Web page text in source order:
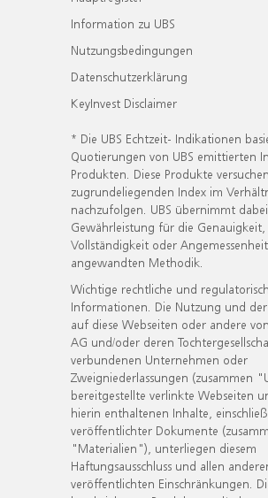
Information zu UBS
Nutzungsbedingungen
Datenschutzerklärung
KeyInvest Disclaimer
* Die UBS Echtzeit- Indikationen
Quotierungen von UBS emittierten
Produkten. Diese Produkte
zugrundeliegenden Index im
nachzufolgen. UBS übernimmt
Gewährleistung für die Genauigkeit,
Vollständigkeit oder
angewandten Methodik.
Wichtige rechtliche und
Informationen. Die Nutzung und
auf diese Webseiten oder andere
AG und/oder deren
verbundenen Unternehmen oder
Zweigniederlassungen (zusammen
bereitgestellte verlinkte Webseiten
hierin enthaltenen Inhalte,
veröffentlichter Dokumente
"Materialien"), unterliegen diesem
Haftungsausschluss und allen
veröffentlichten Einschränkungen.